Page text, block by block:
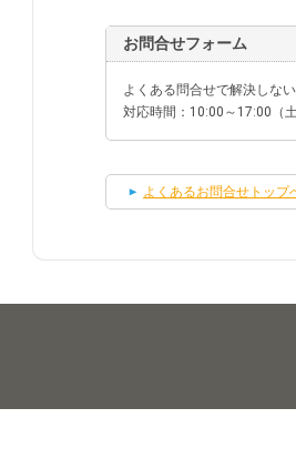
お問合せフォーム
よくある問合せで解決しな
対応時間：10:00～17:00（
よくあるお問合せトップ